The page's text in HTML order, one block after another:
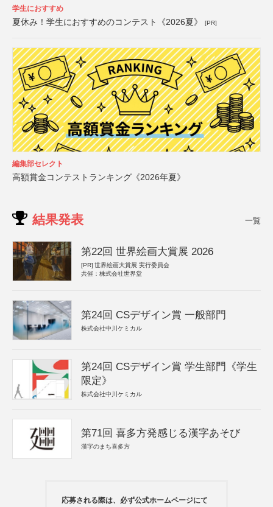
学生におすすめ
夏休み！学生におすすめのコンテスト《2026夏》 [PR]
編集部セレクト
高額賞金コンテストランキング《2026年夏》
結果発表 一覧
第22回 世界絵画大賞展 2026
[PR] 世界絵画大賞展 実行委員会
共催：株式会社世界堂
第24回 CSデザイン賞 一般部門
株式会社中川ケミカル
第24回 CSデザイン賞 学生部門《学生
限定》
株式会社中川ケミカル
第71回 喜多方発感じる漢字あそび
漢字のまち喜多方
応募される際は、必ず公式ホームページにて